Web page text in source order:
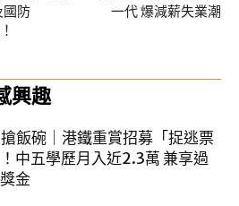
國防
一代 爆減薪失業潮
興趣
飯碗｜港鐵重賞招募「捉逃票
中五學歷月入近2.3萬 兼享過
金